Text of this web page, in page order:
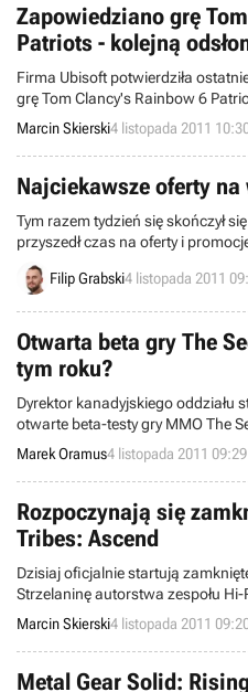
Zapowiedziano grę
Patriots - kolejną
Firma Ubisoft potwierdziła
grę Tom Clancy's Rainbow 6
serii taktycznych strzelanin
Marcin Skierski4 listopada 2011
Najciekawsze oferty
Tym razem tydzień się skończył
przyszedł czas na oferty i
ciekawego znaleźliśmy dzisiaj.
Filip Grabski4 listopada 2011
Otwarta beta gry The
tym roku?
Dyrektor kanadyjskiego oddziału studia Funcom poinformował, że
otwarte beta-testy gry MMO The
okres przedświąteczny.
Marek Oramus4 listopada 2011 09:29
Rozpoczynają się
Tribes: Ascend
Dzisiaj oficjalnie startują
Strzelaninę autorstwa zespołu
ograniczona liczba osób.
Marcin Skierski4 listopada 2011
Metal Gear Solid: